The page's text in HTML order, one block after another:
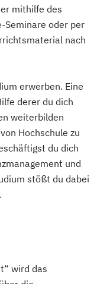
mithilfe des
Seminare oder per
nach
erwerben. Eine
derer du dich
weiterbilden
Hochschule zu
du dich
und
stößt du dabei
wird das